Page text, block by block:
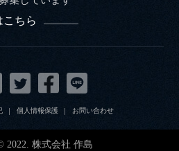
こちら
個人情報保護 お問い合わせ
2022. 株式会社 作島